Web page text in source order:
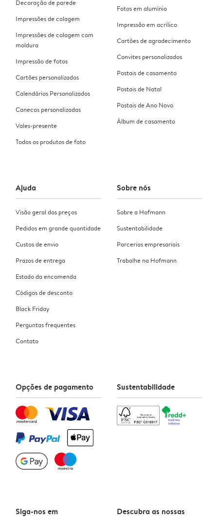
Decoração de parede
Impressões de colagem
Impressões de colagem com
moldura
Impressão de fotos
Cartões personalizados
Calendários Personalizados
Canecas personalizadas
Vales-presente
Todos os produtos de foto
Fotos em alumínio
Impressão em acrílico
Cartões de agradecimento
Convites personalizados
Postais de casamento
Postais de Natal
Postais de Ano Novo
Álbum de casamento
Ajuda
Visão geral dos preços
Pedidos em grande quantidade
Custos de envio
Prazos de entrega
Estado da encomenda
Códigos de desconto
Black Friday
Perguntas frequentes
Contato
Sobre nós
Sobre a Hofmann
Sustentabilidade
Parcerias empresariais
Trabalhe na Hofmann
Opções de pagamento Sustentabilidade
Siga-nos em
Descubra as nossas